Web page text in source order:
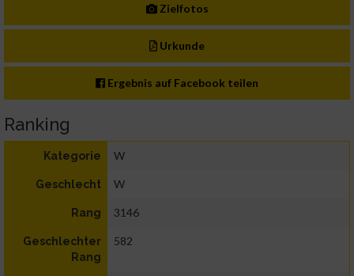
Zielfotos
Urkunde
Ergebnis auf Facebook teilen
Ranking
Kategorie W
Geschlecht W
Rang 3146
Geschlechter
Rang
582